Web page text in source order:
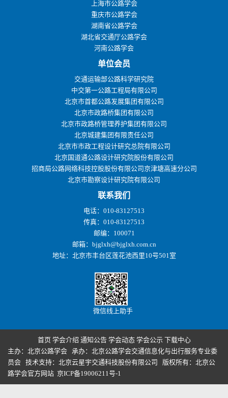
上海市公路学会
重庆市公路学会
湖南省公路学会
湖北省交通厅公路学会
河南公路学会
单位会员
交通运输部公路科学研究院
中交第一公路工程局有限公司
北京市首都公路发展集团有限公司
北京市政路桥集团有限公司
北京市政路桥管理养护集团有限公司
北京城建集团有限责任公司
北京市市政工程设计研究总院有限公司
北京国道通公路设计研究院股份有限公司
招商局公路网络科技控股股份有限公司京津塘高速分公司
北京市勘察设计研究院有限公司
联系我们
电话：010-83127513
传真：010-83127513
邮编：100071
邮箱：bjglxh@bjglxh.com.cn
地址：北京市丰台区莲花池西里10号501室
微信线上助手
首页 学会介绍 通知公告 学会动态 学会公示 下载中心
主办：北京公路学会 承办：北京公路学会交通信息化与出行服务专业委
员会 技术支持：北京云星宇交通科技股份有限公司 版权所有： 北京公
路学会官方网站 京ICP备19006211号-1